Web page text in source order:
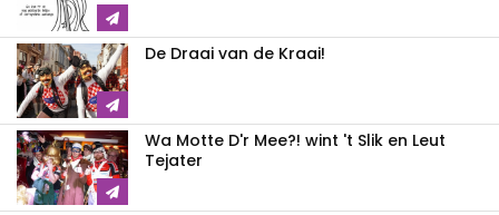
De Draai van de Kraai!
Wa Motte D'r Mee?! wint 't Slik en Leut
Tejater